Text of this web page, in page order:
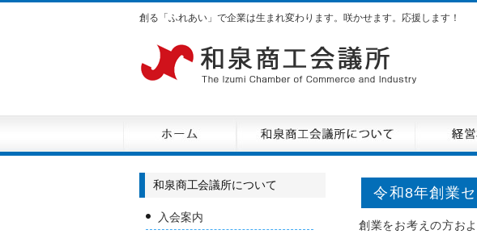
創る「ふれあい」で企業は生まれ変わります。咲かせます。応援します！
令和8年創業
創業をお考えの方お
和泉商工会議所について
入会案内